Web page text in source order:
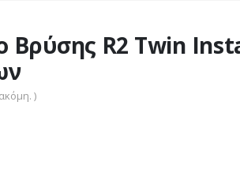
Βρύσης R2 Twin
)